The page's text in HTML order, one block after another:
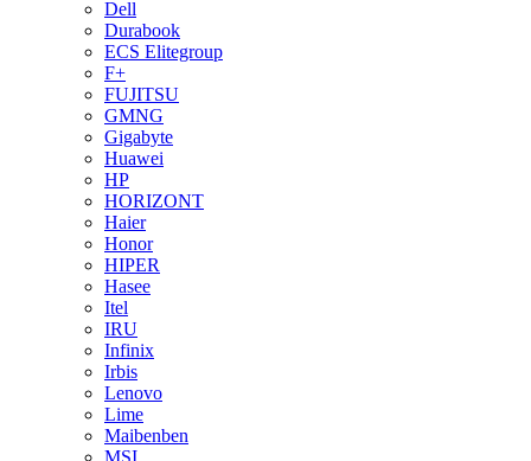
Dell
Durabook
ECS Elitegroup
F+
FUJITSU
GMNG
Gigabyte
Huawei
HP
HORIZONT
Haier
Honor
HIPER
Hasee
Itel
IRU
Infinix
Irbis
Lenovo
Lime
Maibenben